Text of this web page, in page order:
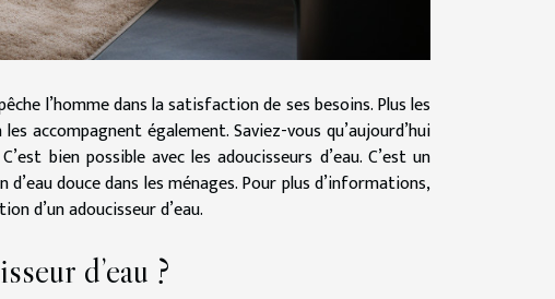
l’homme dans la satisfaction de ses besoins. Plus les
accompagnent également. Saviez-vous qu’aujourd’hui
bien possible avec les adoucisseurs d’eau. C’est un
douce dans les ménages. Pour plus d’informations,
d’un adoucisseur d’eau.
d’eau ?